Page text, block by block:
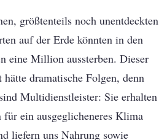
größtenteils noch unentdeckten
auf der Erde könnten in den
eine Million aussterben. Dieser
dramatische Folgen, denn
Multidienstleister: Sie erhalten
für ein ausgeglicheneres Klima
liefern uns Nahrung sowie